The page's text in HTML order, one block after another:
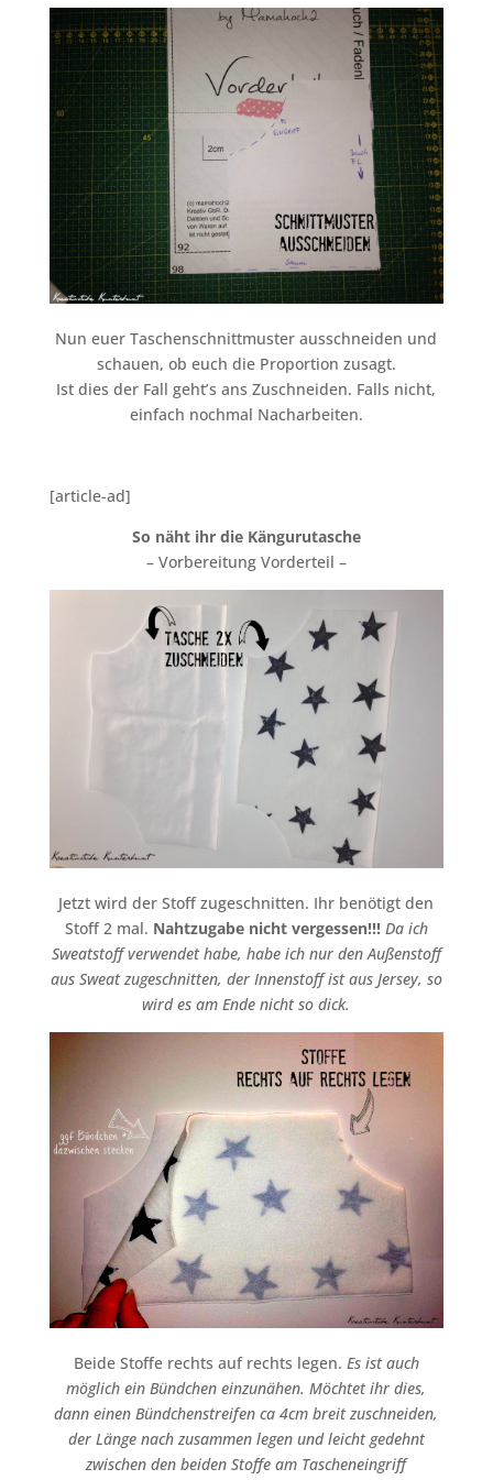
Nun euer Taschenschnittmuster ausschneiden und
schauen, ob euch die Proportion zusagt.
Ist dies der Fall geht’s ans Zuschneiden. Falls nicht,
einfach nochmal Nacharbeiten.
[article-ad]
So näht ihr die Kängurutasche
– Vorbereitung Vorderteil –
Jetzt wird der Stoff zugeschnitten. Ihr benötigt den
Stoff 2 mal. Nahtzugabe nicht vergessen!!! Da ich
Sweatstoff verwendet habe, habe ich nur den Außenstoff
aus Sweat zugeschnitten, der Innenstoff ist aus Jersey, so
wird es am Ende nicht so dick.
Beide Stoffe rechts auf rechts legen. Es ist auch
möglich ein Bündchen einzunähen. Möchtet ihr dies,
dann einen Bündchenstreifen ca 4cm breit zuschneiden,
der Länge nach zusammen legen und leicht gedehnt
zwischen den beiden Stoffe am Tascheneingriff